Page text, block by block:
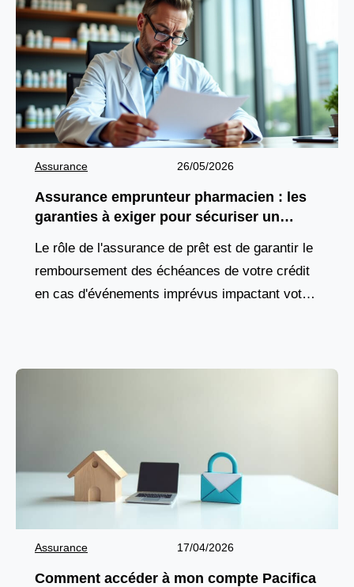
Assurance 26/05/2026
Assurance emprunteur pharmacien : les
garanties à exiger pour sécuriser un
Le rôle de l'assurance de prêt est de garantir le
remboursement des échéances de votre crédit
en cas d'événements imprévus impactant votre
Assurance 17/04/2026
Comment accéder à mon compte Pacifica